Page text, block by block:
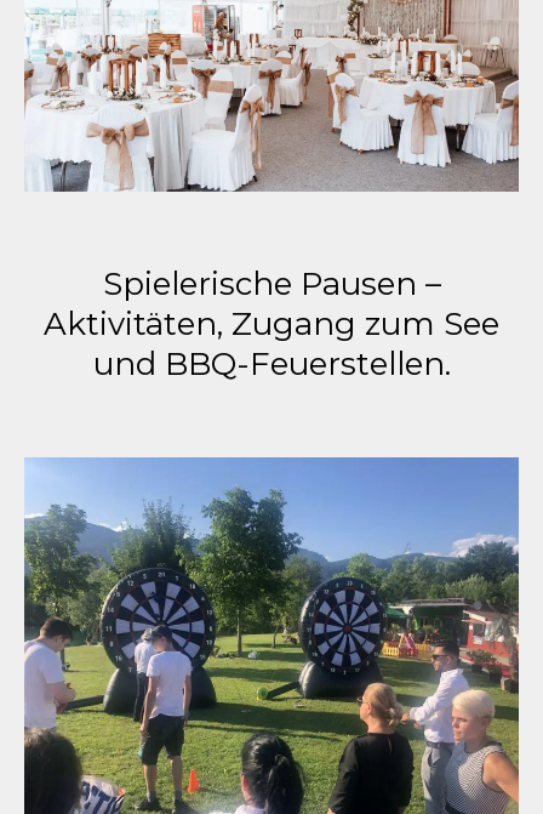
Spielerische Pausen –
Aktivitäten, Zugang zum See
und BBQ-Feuerstellen.